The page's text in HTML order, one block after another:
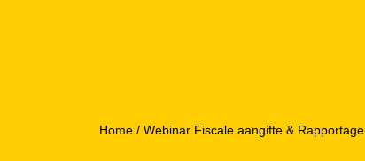
Home / Webinar Fiscale aangifte & Rapportage